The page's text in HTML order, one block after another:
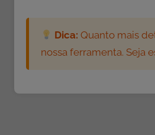
c
o
Dica: Quanto mais
nossa ferramenta. Seja